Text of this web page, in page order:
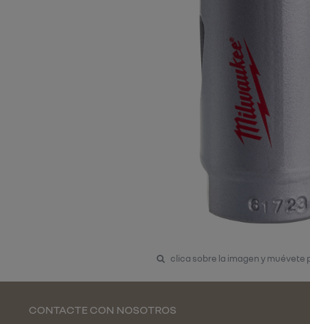
clica sobre la imagen y muévete
CONTACTE CON NOSOTROS